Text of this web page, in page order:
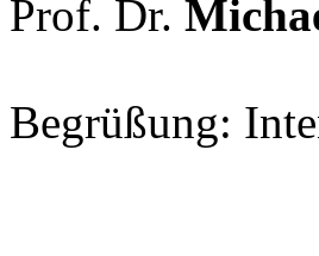
Prof. Dr.
Begrüßung: